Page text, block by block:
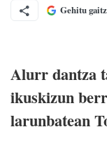
Gehitu
Alurr dantza
ikuskizun
larunbatean